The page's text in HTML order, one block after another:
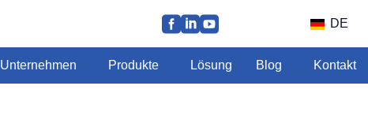
DE
Unternehmen Produkte Lösung Blog Kontakt